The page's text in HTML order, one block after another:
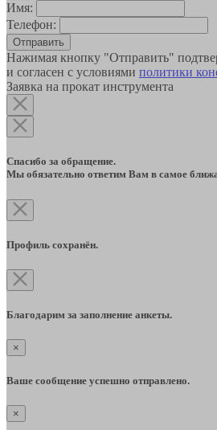
Имя:
Телефон:
Отправить
Нажимая кнопку "Отправить"
и согласен с условиями политики
Заявка на прокат инструмента
Спасибо за обращение.
Мы обязательно ответим Вам в самое
Профиль сохранён.
Благодарим за заполнение анкеты.
×
Ваше сообщение успешно отправлено.
×